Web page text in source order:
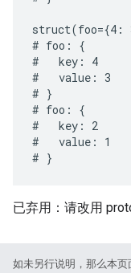
# foo: {
#   key: 4
#   value: 3
# }
# foo: {
#   key: 2
#   value: 1
已弃用：请改用
如未另行说明，那么本